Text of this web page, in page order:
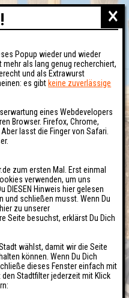
×
Popup wieder und wieder
als lang genug recherchiert,
und als Extrawurst
es gibt keine zuverlässige
eines Webdevelopers
Browser. Firefox, Chrome,
lasst die Finger von Safari.
zum ersten Mal. Erst einmal
verwenden, um uns
DIESEN Hinweis hier gelesen
und schließen musst. Wenn Du
zu unserer
Seite besuchst, erklärst Du Dich
wählst, damit wir die Seite
können. Wenn Du Dich
dieses Fenster einfach mit
Stadtfilter jederzeit mit Klick